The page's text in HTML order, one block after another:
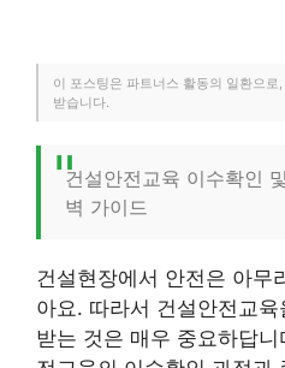
이 포스팅은 파트너스 활동의 일환으
받습니다.
건설안전교육 이수확인
벽 가이드
건설현장에서 안전은 아무
아요. 따라서 건설안전교
받는 것은 매우 중요하답